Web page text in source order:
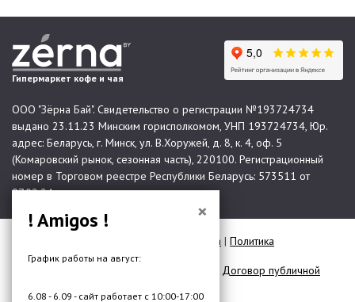
Гипермаркет кофе и чая
ООО "Зёрна Бай". Свидетельство о регистрации №193724734
выдано 23.11.23 Минским горисполкомом, УНП 193724734, Юр.
адрес: Беларусь, г. Минск, ул. В.Хоружей, д. 8, к. 4, оф. 5
(Комаровский рынок, сезонная часть), 220100. Регистрационный
номер в Торговом реестре Республики Беларусь: 573511 от
07.02.24.
Карта сайта | Политика
конфиденциальности
Договор публичной
×
! Amigos !
График работы на август:
6.08 - 6.09 - сайт работает с 10:00-17:00